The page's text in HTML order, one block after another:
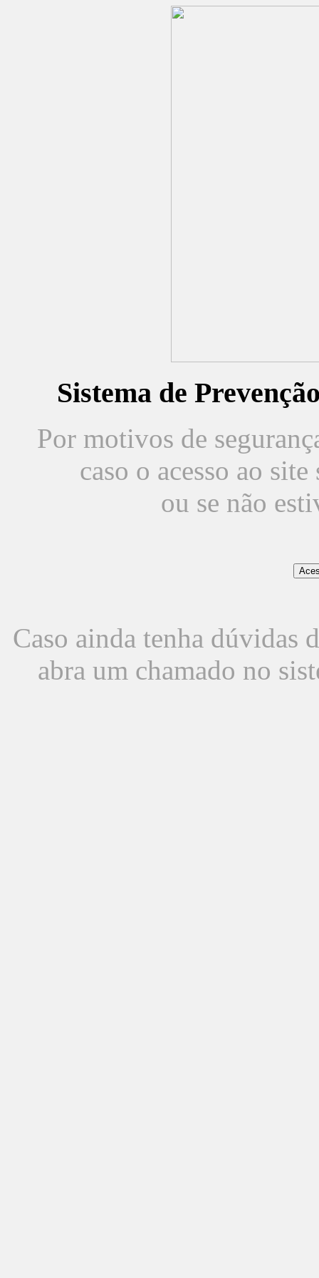
Sistema de
Por motivos de
caso o acesso ao
ou se não
Caso ainda tenha dúvidas
abra um chamado no